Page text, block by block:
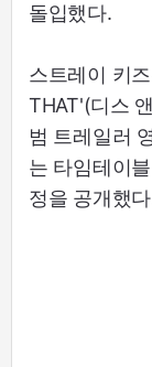
돌입했다.
스트레이 키
THAT'(디스
범 트레일러
는 타임테이
정을 공개했